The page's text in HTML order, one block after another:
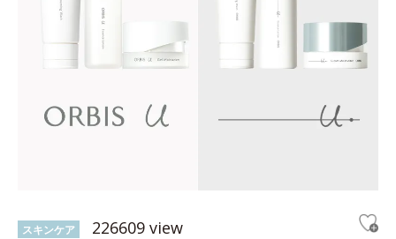
スキンケア 226609 view